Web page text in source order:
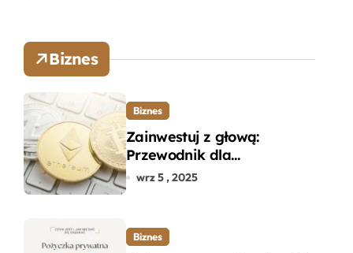
Biznes
Biznes
Zainwestuj z głową:
Przewodnik dla
początkujących w zakupie
wrz 5 , 2025
Biznes